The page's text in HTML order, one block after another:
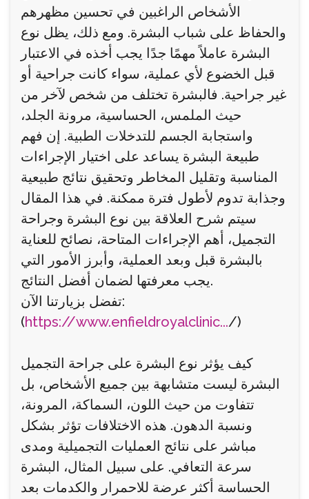
الأشخاص الراغبين في تحسين مظهرهم
والحفاظ على شباب البشرة. ومع ذلك، يظل نوع
البشرة عاملاً مهمًا جدًا يجب أخذه في الاعتبار
قبل الخضوع لأي عملية، سواء كانت جراحية أو
غير جراحية. فالبشرة تختلف من شخص لآخر من
حيث الملمس، الحساسية، مرونة الجلد،
واستجابة الجسم للتدخلات الطبية. إن فهم
طبيعة البشرة يساعد على اختيار الإجراءات
المناسبة وتقليل المخاطر وتحقيق نتائج طبيعية
وجذابة تدوم لأطول فترة ممكنة. في هذا المقال
سيتم شرح العلاقة بين نوع البشرة وجراحة
التجميل، أهم الإجراءات المتاحة، نصائح للعناية
بالبشرة قبل وبعد العملية، وأبرز الأمور التي
يجب معرفتها لضمان أفضل النتائج.
تفضل بزيارتنا الآن:
(https://www.enfieldroyalclinic.../)
كيف يؤثر نوع البشرة على جراحة التجميل
البشرة ليست متشابهة بين جميع الأشخاص، بل
تتفاوت من حيث اللون، السماكة، المرونة،
ونسبة الدهون. هذه الاختلافات تؤثر بشكل
مباشر على نتائج العمليات التجميلية ومدى
سرعة التعافي. على سبيل المثال، البشرة
الحساسة أكثر عرضة للاحمرار والكدمات بعد